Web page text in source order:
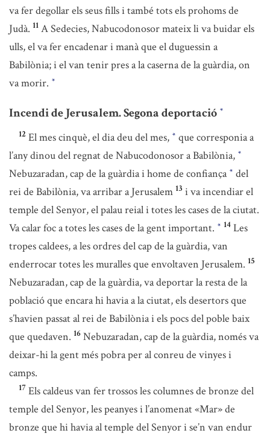
va fer degollar els seus fills i també tots els prohoms de
Judà. 11 A Sedecies, Nabucodonosor mateix li va buidar els
ulls, el va fer encadenar i manà que el duguessin a
Babilònia; i el van tenir pres a la caserna de la guàrdia, on
va morir. *
Incendi de Jerusalem. Segona deportació *
12 El mes cinquè, el dia deu del mes, * que corresponia a
l’any dinou del regnat de Nabucodonosor a Babilònia, *
Nebuzaradan, cap de la guàrdia i home de confiança * del
rei de Babilònia, va arribar a Jerusalem 13 i va incendiar el
temple del Senyor, el palau reial i totes les cases de la ciutat.
Va calar foc a totes les cases de la gent important. * 14 Les
tropes caldees, a les ordres del cap de la guàrdia, van
enderrocar totes les muralles que envoltaven Jerusalem. 15
Nebuzaradan, cap de la guàrdia, va deportar la resta de la
població que encara hi havia a la ciutat, els desertors que
s’havien passat al rei de Babilònia i els pocs del poble baix
que quedaven. 16 Nebuzaradan, cap de la guàrdia, només va
deixar-hi la gent més pobra per al conreu de vinyes i
camps.
17 Els caldeus van fer trossos les columnes de bronze del
temple del Senyor, les peanyes i l’anomenat «Mar» de
bronze que hi havia al temple del Senyor i se’n van endur